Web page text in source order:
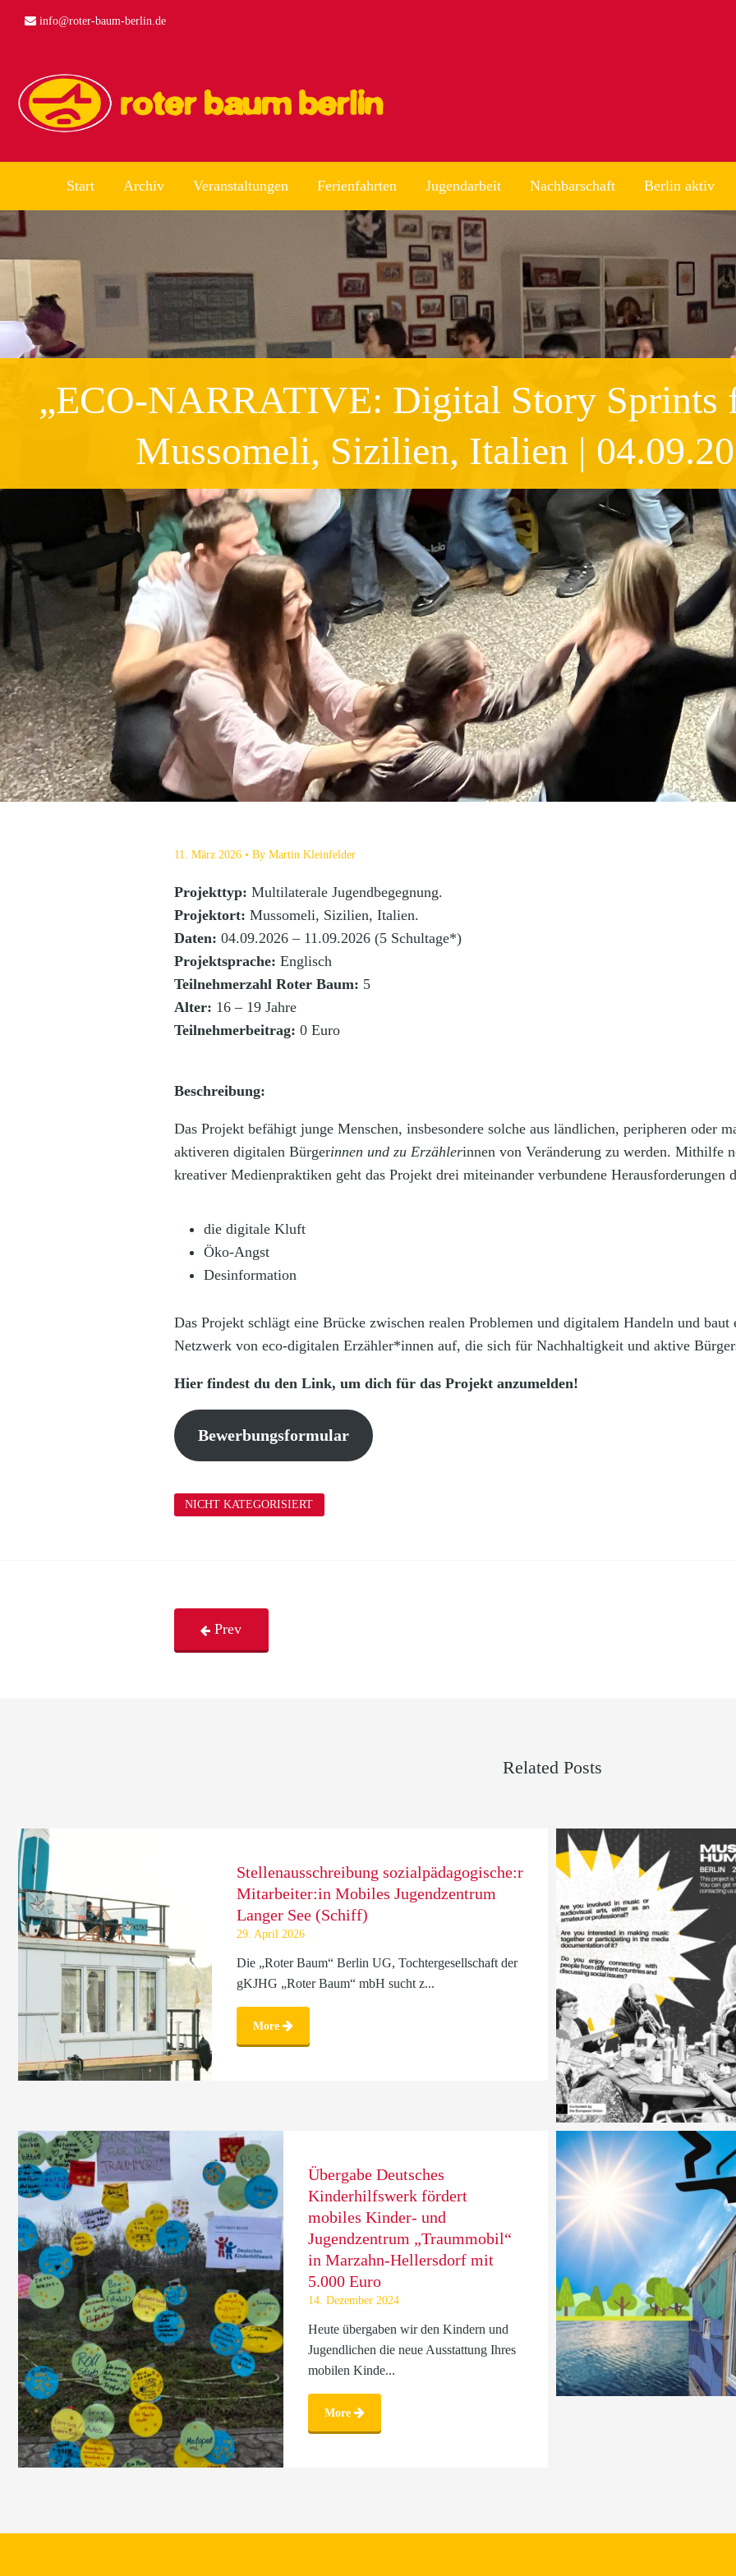
info@roter-baum-berlin.de
Start Archiv Veranstaltungen Ferienfahrten Jugendarbeit Nachbarschaft Berlin aktiv
„ECO-NARRATIVE: Digital Story Sprints
Mussomeli, Sizilien, Italien |
11. März 2026 By Martin Kleinfelder
Projekttyp: Multilaterale Jugendbegegnung.
Projektort: Mussomeli, Sizilien, Italien.
Daten: 04.09.2026 – 11.09.2026 (5 Schultage*)
Projektsprache: Englisch
Teilnehmerzahl Roter Baum: 5
Alter: 16 – 19 Jahre
Teilnehmerbeitrag: 0 Euro
Beschreibung:
Das Projekt befähigt junge Menschen, insbesondere solche aus ländlichen, peripheren oder
aktiveren digitalen Bürgerinnen und zu Erzählerinnen von Veränderung zu werden. Mithilfe
kreativer Medienpraktiken geht das Projekt drei miteinander verbundene Herausforderungen
die digitale Kluft
Öko-Angst
Desinformation
Das Projekt schlägt eine Brücke zwischen realen Problemen und digitalem Handeln und baut
Netzwerk von eco-digitalen Erzähler*innen auf, die sich für Nachhaltigkeit und aktive
Hier findest du den Link, um dich für das Projekt anzumelden!
Bewerbungsformular
NICHT KATEGORISIERT
Prev
Related Posts
Stellenausschreibung sozialpädagogische:r
Mitarbeiter:in Mobiles Jugendzentrum
Langer See (Schiff)
29. April 2026
Die „Roter Baum“ Berlin UG, Tochtergesellschaft der
gKJHG „Roter Baum“ mbH sucht z...
More
Übergabe Deutsches
Kinderhilfswerk fördert
mobiles Kinder- und
Jugendzentrum „Traummobil“
in Marzahn-Hellersdorf mit
5.000 Euro
14. Dezember 2024
Heute übergaben wir den Kindern und
Jugendlichen die neue Ausstattung Ihres
mobilen Kinde...
More